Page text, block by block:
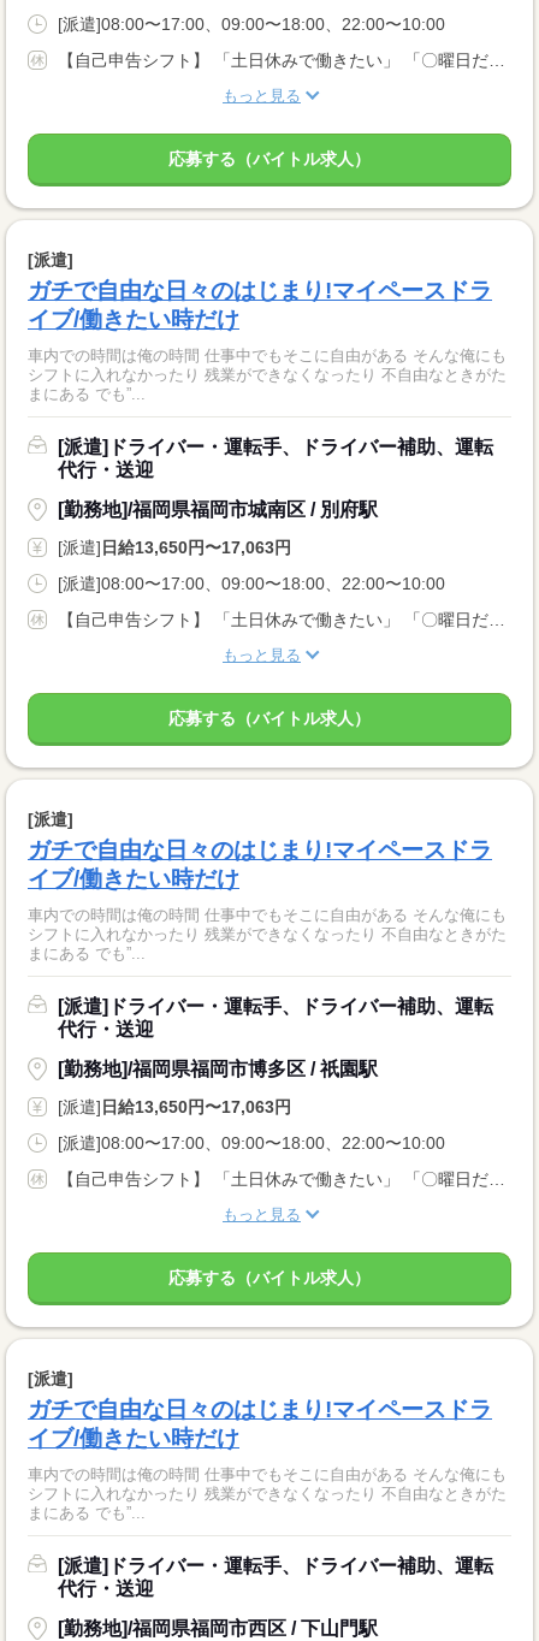
[派遣]08:00〜17:00、09:00〜18:00、22:00〜10:00
もっと見る
応募する（バイトル求人）
[派遣]
ガチで自由な日々のはじまり!マイペースドラ
イブ/働きたい時だけ
車内での時間は俺の時間 仕事中でもそこに自由がある そんな俺にも
シフトに入れなかったり 残業ができなくなったり 不自由なときがた
まにある でも”...
[派遣]ドライバー・運転手、ドライバー補助、運転
代行・送迎
[勤務地]/福岡県福岡市城南区 / 別府駅
[派遣] 日給13,650円〜17,063円
[派遣]08:00〜17:00、09:00〜18:00、22:00〜10:00
もっと見る
応募する（バイトル求人）
[派遣]
ガチで自由な日々のはじまり!マイペースドラ
イブ/働きたい時だけ
車内での時間は俺の時間 仕事中でもそこに自由がある そんな俺にも
シフトに入れなかったり 残業ができなくなったり 不自由なときがた
まにある でも”...
[派遣]ドライバー・運転手、ドライバー補助、運転
代行・送迎
[勤務地]/福岡県福岡市博多区 / 祇園駅
[派遣] 日給13,650円〜17,063円
[派遣]08:00〜17:00、09:00〜18:00、22:00〜10:00
もっと見る
応募する（バイトル求人）
[派遣]
ガチで自由な日々のはじまり!マイペースドラ
イブ/働きたい時だけ
車内での時間は俺の時間 仕事中でもそこに自由がある そんな俺にも
シフトに入れなかったり 残業ができなくなったり 不自由なときがた
まにある でも”...
[派遣]ドライバー・運転手、ドライバー補助、運転
代行・送迎
[勤務地]/福岡県福岡市西区 / 下山門駅